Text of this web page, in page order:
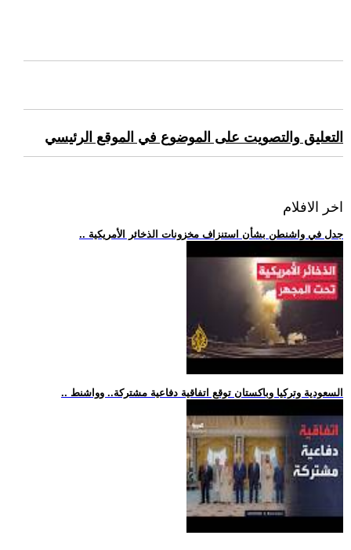
التعليق والتصويت على الموضوع في الموقع الرئيسي
اخر الافلام
.. جدل في واشنطن بشأن استنزاف مخزونات الذخائر الأمريكية
.. السعودية وتركيا وباكستان توقع اتفاقية دفاعية مشتركة.. وواشنط